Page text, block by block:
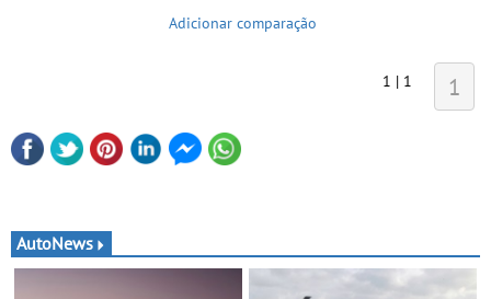
Adicionar comparação
1 | 1 1
AutoNews